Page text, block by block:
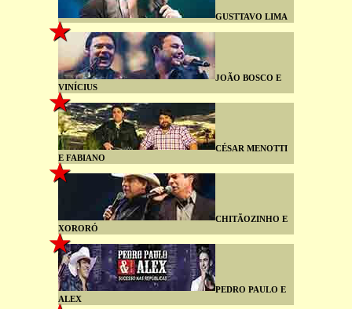
GUSTTAVO LIMA
JOÃO BOSCO E
VINÍCIUS
CÉSAR MENOTTI
E FABIANO
CHITÃOZINHO E
XORORÓ
PEDRO PAULO E
ALEX